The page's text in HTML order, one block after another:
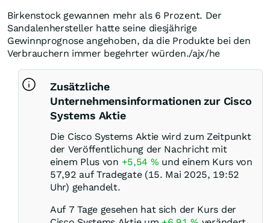
Birkenstock gewannen mehr als 6 Prozent. Der
Sandalenhersteller hatte seine diesjährige
Gewinnprognose angehoben, da die Produkte bei den
Verbrauchern immer begehrter würden./ajx/he
Zusätzliche
Unternehmensinformationen zur Cisco
Systems Aktie
Die Cisco Systems Aktie wird zum Zeitpunkt
der Veröffentlichung der Nachricht mit
einem Plus von +5,54 % und einem Kurs von
57,92 auf Tradegate (15. Mai 2025, 19:52
Uhr) gehandelt.
Auf 7 Tage gesehen hat sich der Kurs der